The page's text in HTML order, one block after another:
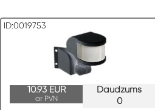
ID:0019753
Daudzums
0
10.93 EUR
ar PVN